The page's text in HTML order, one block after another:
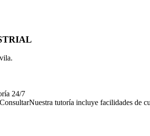
.
24/7
Nuestra tutoría incluye facilidades de